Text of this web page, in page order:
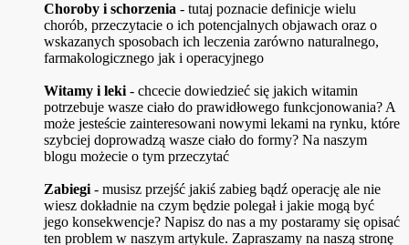
Choroby i schorzenia - tutaj poznacie definicje wielu
chorób, przeczytacie o ich potencjalnych objawach oraz o
wskazanych sposobach ich leczenia zarówno naturalnego,
farmakologicznego jak i operacyjnego
Witamy i leki- chcecie dowiedzieć się jakich witamin
potrzebuje wasze ciało do prawidłowego funkcjonowania? A
może jesteście zainteresowani nowymi lekami na rynku, które
szybciej doprowadzą wasze ciało do formy? Na naszym
blogu możecie o tym przeczytać
Zabiegi- musisz przejść jakiś zabieg bądź operację ale nie
wiesz dokładnie na czym będzie polegał i jakie mogą być
jego konsekwencje? Napisz do nas a my postaramy się opisać
ten problem w naszym artykule. Zapraszamy na naszą stronę